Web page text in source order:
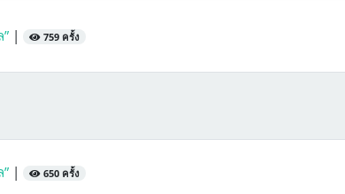
| 759 ครั้ง
| 650 ครั้ง